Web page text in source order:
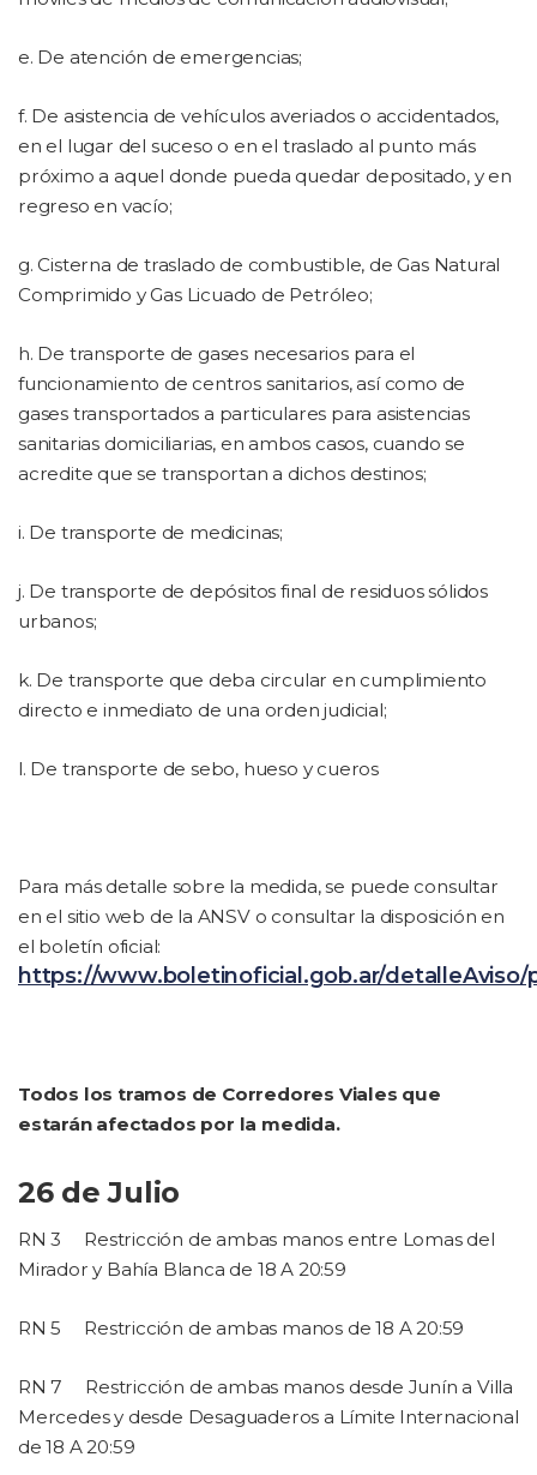
e. De atención de emergencias;
f. De asistencia de vehículos averiados o accidentados,
en el lugar del suceso o en el traslado al punto más
próximo a aquel donde pueda quedar depositado, y en
regreso en vacío;
g. Cisterna de traslado de combustible, de Gas Natural
Comprimido y Gas Licuado de Petróleo;
h. De transporte de gases necesarios para el
funcionamiento de centros sanitarios, así como de
gases transportados a particulares para asistencias
sanitarias domiciliarias, en ambos casos, cuando se
acredite que se transportan a dichos destinos;
i. De transporte de medicinas;
j. De transporte de depósitos final de residuos sólidos
urbanos;
k. De transporte que deba circular en cumplimiento
directo e inmediato de una orden judicial;
l. De transporte de sebo, hueso y cueros
Para más detalle sobre la medida, se puede consultar
en el sitio web de la ANSV o consultar la disposición en
el boletín oficial:
https://www.boletinoficial.gob.ar/detalleAviso/
Todos los tramos de Corredores Viales que
estarán afectados por la medida.
26 de Julio
RN 3
Restricción de ambas manos entre Lomas del
Mirador y Bahía Blanca de 18 A 20:59
RN 5 Restricción de ambas manos de 18 A 20:59
RN 7
Restricción de ambas manos desde Junín a Villa
Mercedes y desde Desaguaderos a Límite Internacional
de 18 A 20:59